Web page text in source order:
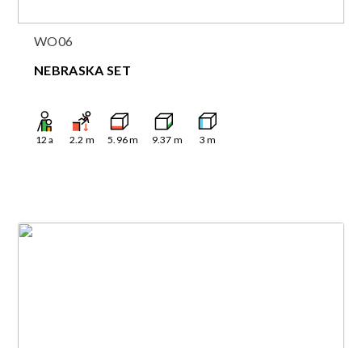
WO06
NEBRASKA SET
12 a 2.2 m 5.96m 9.37 m 3 m